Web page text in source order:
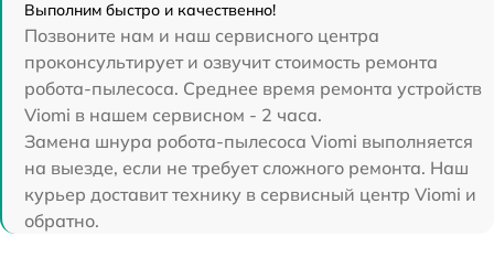
Выполним быстро и качественно!
Позвоните нам и наш сервисного центра
проконсультирует и озвучит стоимость ремонта
робота-пылесоса. Среднее время ремонта устройств
Viomi в нашем сервисном - 2 часа.
Замена шнура робота-пылесоса Viomi выполняется
на выезде, если не требует сложного ремонта. Наш
курьер доставит технику в сервисный центр Viomi и
обратно.